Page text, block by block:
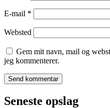
E-mail *
Websted
Gem mit navn, mail og
jeg kommenterer.
Seneste opslag